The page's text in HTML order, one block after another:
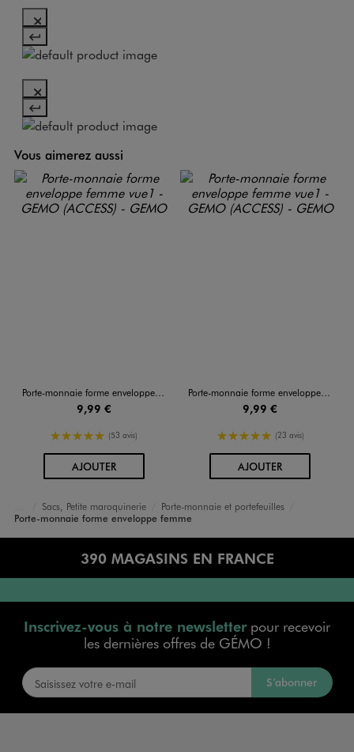
Vous aimerez aussi
Porte-monnaie forme enveloppe femme
9,99 €
5/5 de moyenne
(53 avis)
AJOUTERAU PANIER
Porte-monnaie forme enveloppe femme
9,99 €
5/5 de moyenne
(23 avis)
AJOUTERAU PANIER
Accueil
Femme
Sacs et Accessoires
Sacs, Petite maroquinerie
Porte-monnaie et portefeuilles
Porte-monnaie forme enveloppe femme
390 MAGASINS EN FRANCE
Inscrivez-vous à notre newsletterpour recevoir
les dernières offres de GÉMO !
S’abonner